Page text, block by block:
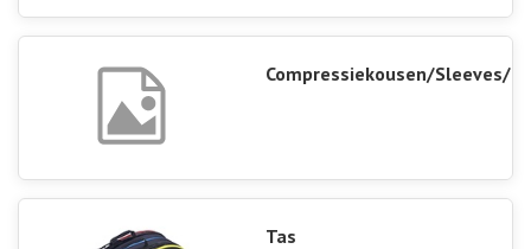
Compressiekousen/Sleeves/
Tas